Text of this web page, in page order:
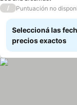
/ Puntuación no
Seleccioná las
precios exactos